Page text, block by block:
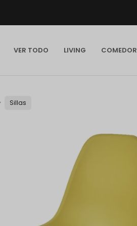
VER TODO LIVING COMEDOR
Sillas